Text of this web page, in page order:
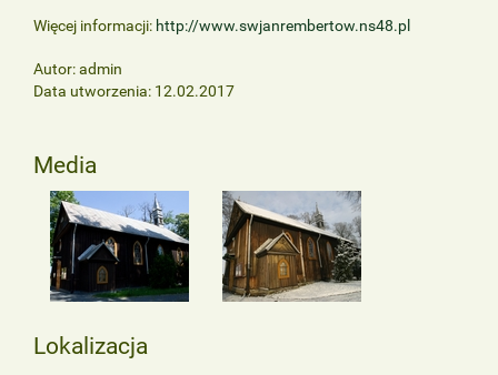
Więcej informacji: http://www.swjanrembertow.ns48.pl
Autor: admin
Data utworzenia: 12.02.2017
Media
Lokalizacja